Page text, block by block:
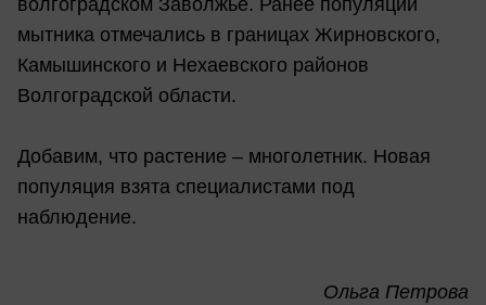
мытника отмечались в границах Жирновского,
Камышинского и Нехаевского районов
Волгоградской области.
Добавим, что растение – многолетник. Новая
популяция взята специалистами под
наблюдение.
Ольга Петрова